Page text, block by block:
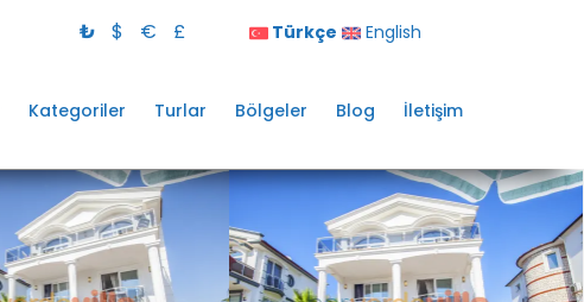
₺ $ € £ Türkçe English
Kategoriler Turlar Bölgeler Blog İletişim